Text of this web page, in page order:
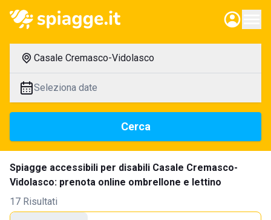
Casale Cremasco-Vidolasco
Seleziona date
Cerca
Spiagge accessibili per disabili Casale Cremasco-
Vidolasco: prenota online ombrellone e lettino
17 Risultati